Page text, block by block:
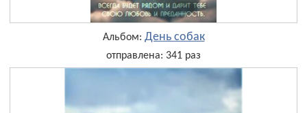
Альбом: День собак
отправлена: 341 раз